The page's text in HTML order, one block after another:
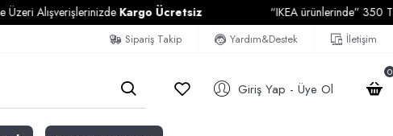
AlışverişlerinizdeKargo Ücretsiz “IKEA ürünlerinde” 350
Sipariş Takip Yardım&Destek İletişim
Giriş Yap - Üye Ol
0